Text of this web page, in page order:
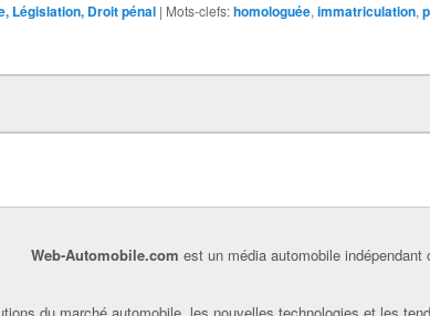
Législation, Droit pénal | Mots-clefs:homologuée, immatriculation,
Web-Automobile.com est un média automobile indépendant